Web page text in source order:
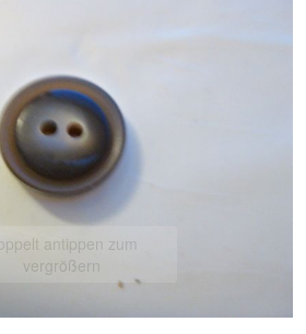
antippen zum
vergrößern